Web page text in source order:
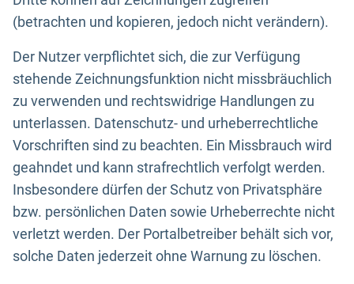
(betrachten und kopieren, jedoch nicht verändern).
Der Nutzer verpflichtet sich, die zur Verfügung
stehende Zeichnungsfunktion nicht missbräuchlich
zu verwenden und rechtswidrige Handlungen zu
unterlassen. Datenschutz- und urheberrechtliche
Vorschriften sind zu beachten. Ein Missbrauch wird
geahndet und kann strafrechtlich verfolgt werden.
Insbesondere dürfen der Schutz von Privatsphäre
bzw. persönlichen Daten sowie Urheberrechte nicht
verletzt werden. Der Portalbetreiber behält sich vor,
solche Daten jederzeit ohne Warnung zu löschen.